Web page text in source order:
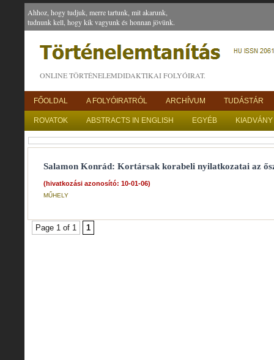
Ahhoz, hogy tudjuk, merre tartunk, mit akarunk,
tudnunk kell, hogy kik vagyunk és honnan jövünk.
ONLINE TÖRTÉNELEMDIDAKTIKAI FOLYÓIRAT.
FŐOLDAL A FOLYÓIRATRÓL ARCHÍVUM TUDÁSTÁR
ROVATOK ABSTRACTS IN ENGLISH EGYÉB
Salamon Konrád: Kortársak korabeli nyilatkozatai az
(hivatkozási azonosító: 10-01-06)
MŰHELY
Page 1 of 1 1